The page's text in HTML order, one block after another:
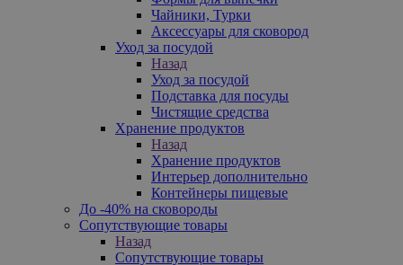
Чайники, Турки
Аксессуары для сковород
Уход за посудой
Назад
Уход за посудой
Подставка для посуды
Чистящие средства
Хранение продуктов
Назад
Хранение продуктов
Интерьер дополнительно
Контейнеры пищевые
До -40% на сковороды
Сопутствующие товары
Назад
Сопутствующие товары